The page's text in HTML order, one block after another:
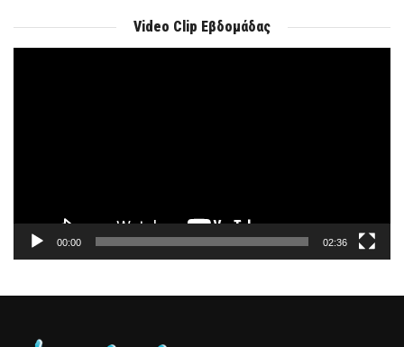
Video Clip Εβδομάδας
00:00 02:36